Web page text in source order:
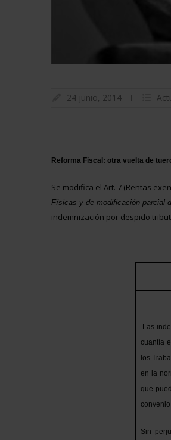
24 junio, 2014
Reforma Fiscal: otra vuelta de
Se modifica el Art. 7 (Rentas
Físicas y de modificación parcial
indemnización por despido
Las
cuantía
los
en la
que
Sin